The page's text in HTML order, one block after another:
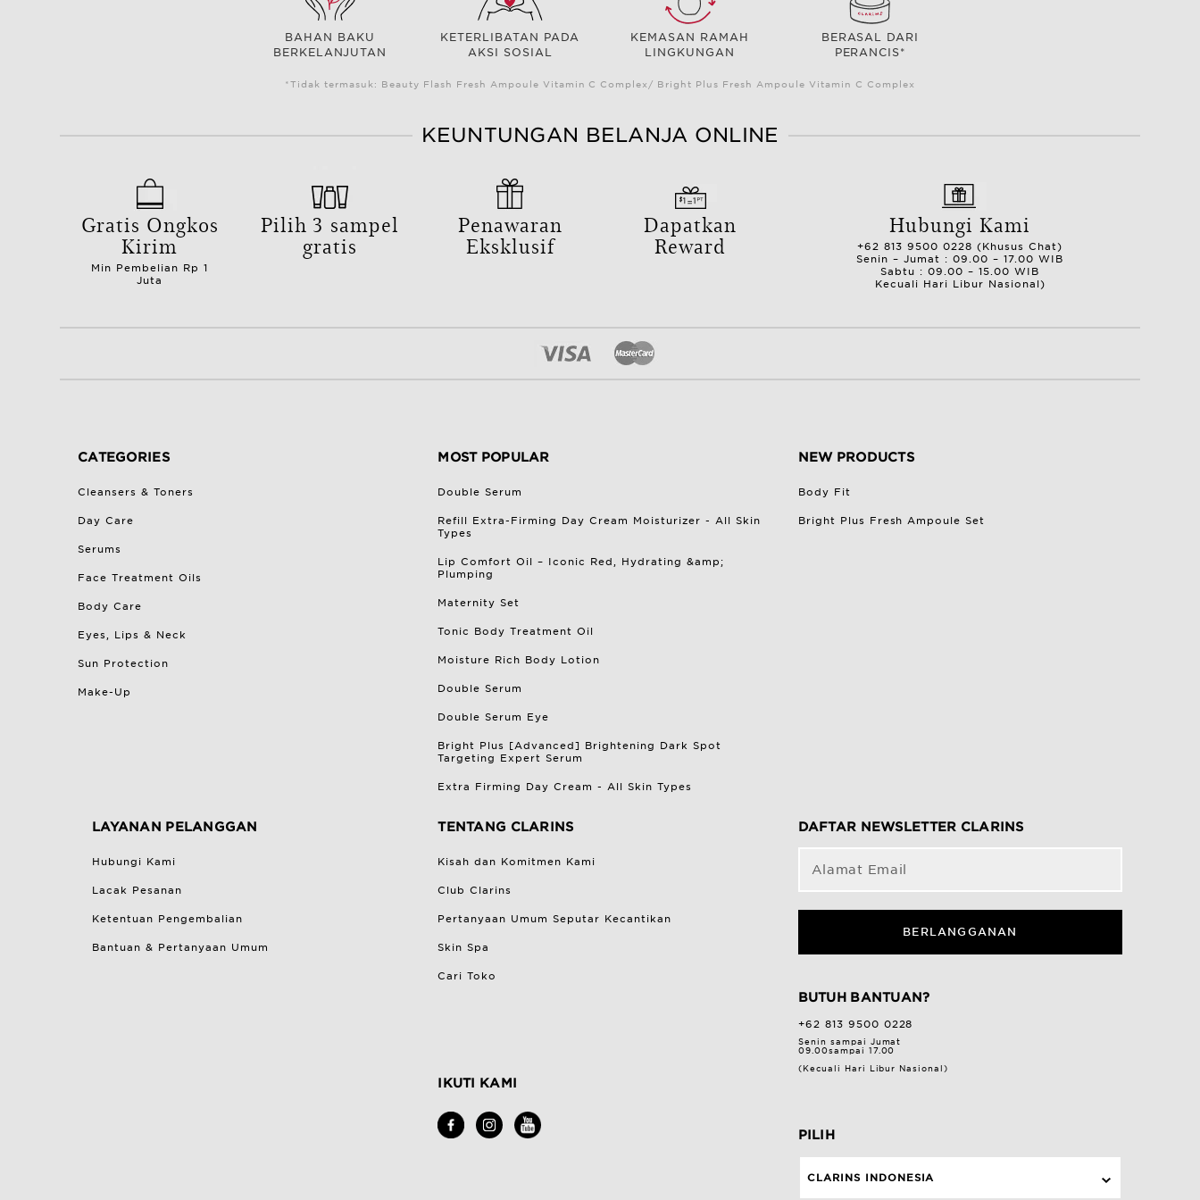
BAHAN BAKU
BERKELANJUTAN
KETERLIBATAN PADA
AKSI SOSIAL
KEMASAN RAMAH
LINGKUNGAN
BERASAL DARI
PERANCIS*
*Tidak termasuk: Beauty Flash Fresh Ampoule Vitamin C Complex/ Bright Plus Fresh Ampoule Vitamin C Complex
KEUNTUNGAN BELANJA ONLINE
Gratis Ongkos
Kirim
Min Pembelian Rp 1
Juta
Pilih 3 sampel
gratis
Penawaran
Eksklusif
Dapatkan
Reward
Hubungi Kami
+62 813 9500 0228 (Khusus Chat)
Senin – Jumat : 09.00 – 17.00 WIB
Sabtu : 09.00 – 15.00 WIB
Kecuali Hari Libur Nasional)
CATEGORIES
Cleansers & Toners
Day Care
Serums
Face Treatment Oils
Body Care
Eyes, Lips & Neck
Sun Protection
Make-Up
MOST POPULAR
Double Serum
Refill Extra-Firming Day Cream Moisturizer - All Skin
Types
Lip Comfort Oil – Iconic Red, Hydrating &amp;
Plumping
Maternity Set
Tonic Body Treatment Oil
Moisture Rich Body Lotion
Double Serum
Double Serum Eye
Bright Plus [Advanced] Brightening Dark Spot
Targeting Expert Serum
Extra Firming Day Cream - All Skin Types
NEW PRODUCTS
Body Fit
Bright Plus Fresh Ampoule Set
LAYANAN PELANGGAN
Hubungi Kami
Lacak Pesanan
Ketentuan Pengembalian
Bantuan & Pertanyaan Umum
TENTANG CLARINS
Kisah dan Komitmen Kami
Club Clarins
Pertanyaan Umum Seputar Kecantikan
Skin Spa
Cari Toko
IKUTI KAMI
DAFTAR NEWSLETTER CLARINS
Alamat Email
BERLANGGANAN
BUTUH BANTUAN?
+62 813 9500 0228
Senin sampai Jumat
09.00sampai 17.00
(Kecuali Hari Libur Nasional)
PILIH
CLARINS INDONESIA